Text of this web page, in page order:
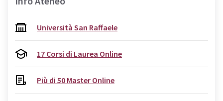
Università San Raffaele
17 Corsi di Laurea Online
Più di 50 Master Online